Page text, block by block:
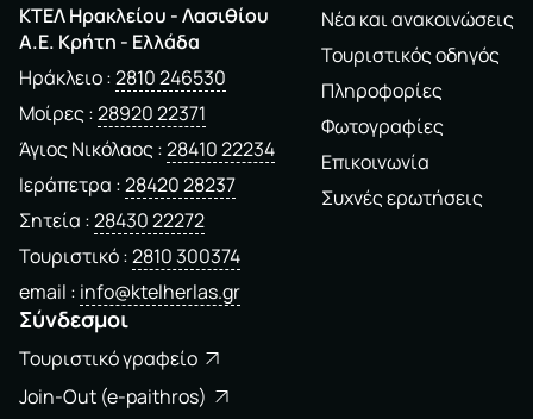
ΚΤΕΛ Ηρακλείου - Λασιθίου
A.E. Kρήτη - Ελλάδα
Ηράκλειο 2810 246530
Μοίρες 28920 22371
Άγιος Νικόλαος 28410 22234
Ιεράπετρα 28420 28237
Σητεία 28430 22272
Τουριστικό 2810 300374
email info@ktelherlas.gr
Νέα και ανακοινώσεις
Τουριστικός οδηγός
Πληροφορίες
Φωτογραφίες
Επικοινωνία
Συχνές ερωτήσεις
Σύνδεσμοι
Τουριστικό γραφείο
Join-Out (e-paithros)